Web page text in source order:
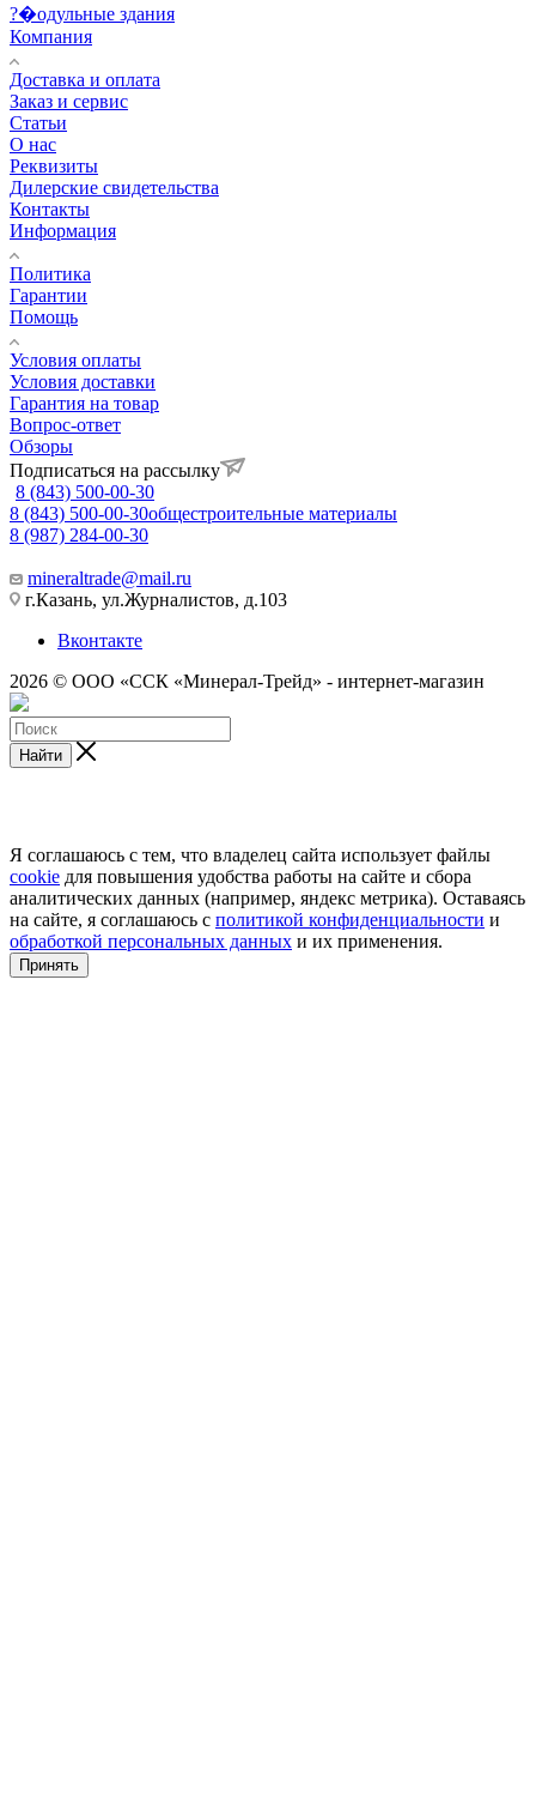
?�одульные здания
Компания
Доставка и оплата
Заказ и сервис
Статьи
О нас
Реквизиты
Дилерские свидетельства
Контакты
Информация
Политика
Гарантии
Помощь
Условия оплаты
Условия доставки
Гарантия на товар
Вопрос-ответ
Обзоры
Подписаться на рассылку
8 (843) 500-00-30
8 (843) 500-00-30общестроительные материалы
8 (987) 284-00-30
mineraltrade@mail.ru
г.Казань, ул.Журналистов, д.103
Вконтакте
2026 © ООО «ССК «Минерал-Трейд» - интернет-магазин
Найти
Я соглашаюсь с тем, что владелец сайта использует файлы
cookie для повышения удобства работы на сайте и сбора
аналитических данных (например, яндекс метрика). Оставаясь
на сайте, я соглашаюсь с политикой конфиденциальности и
обработкой персональных данных и их применения.
Принять